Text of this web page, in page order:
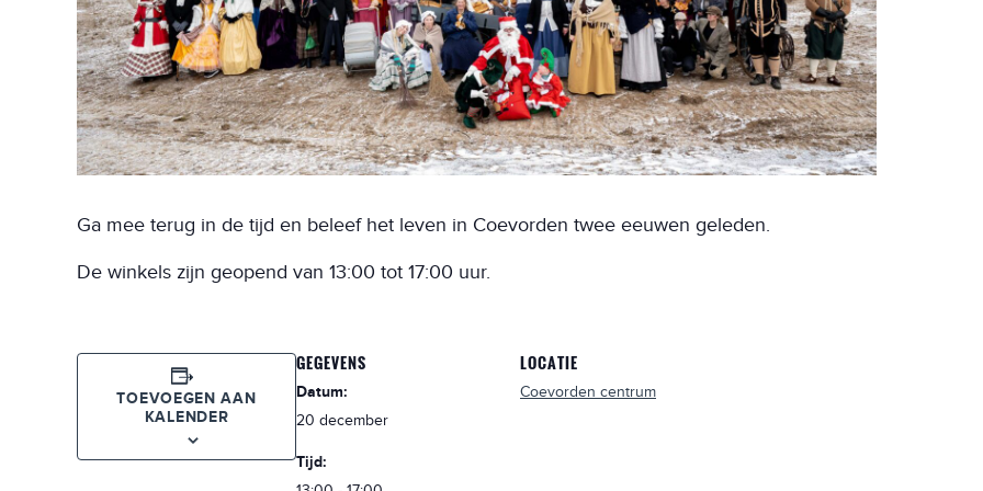
Ga mee terug in de tijd en beleef het leven in Coevorden twee eeuwen geleden.
De winkels zijn geopend van 13:00 tot 17:00 uur.
TOEVOEGEN AAN
KALENDER
GEGEVENS
Datum:
20 december
Tijd:
LOCATIE
Coevorden centrum